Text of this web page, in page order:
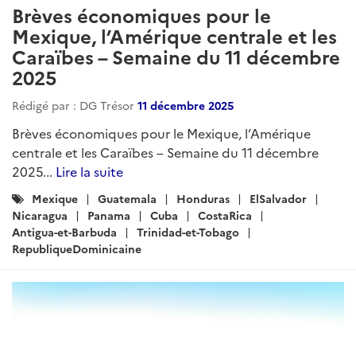
Brèves économiques pour le
Mexique, l’Amérique centrale et les
Caraïbes – Semaine du 11 décembre
2025
Rédigé par : DG Trésor 11 décembre 2025
Brèves économiques pour le Mexique, l’Amérique
centrale et les Caraïbes – Semaine du 11 décembre
2025... Lire la suite
Catégories
:
Mexique Guatemala Honduras
ElSalvador
Nicaragua
Panama Cuba
CostaRica
Antigua-et-Barbuda
Trinidad-et-Tobago
RepubliqueDominicaine